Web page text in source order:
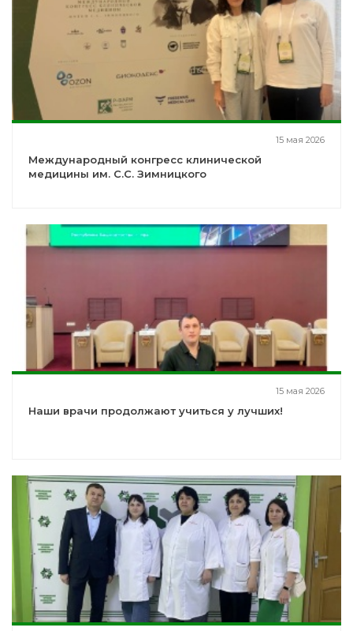
15 мая 2026
Международный конгресс клинической
медицины им. С.С. Зимницкого
15 мая 2026
Наши врачи продолжают учиться у лучших!